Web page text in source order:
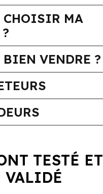
CHOISIR MA
BIEN VENDRE ?
TESTÉ ET
VALIDÉ